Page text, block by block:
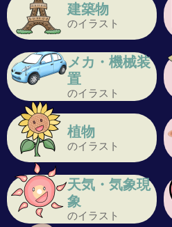
建築物
のイラスト
メカ・機械装
置
のイラスト
植物
のイラスト
天気・気象現
象
のイラスト